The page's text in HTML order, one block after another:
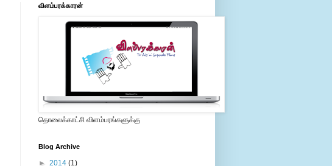
விளம்பரக்காரன்
தொலைக்காட்சி விளம்பரங்களுக்கு
Blog Archive
► 2014 (1)